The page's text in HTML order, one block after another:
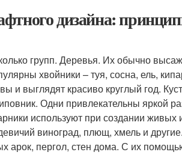
дизайна:
групп. Деревья. Их обычно
хвойники – туя, сосна, ель,
и выглядят красиво круглый год.
Одни привлекательны яркой
используют при создании живых
виноград, плющ, хмель и
арок, пергол, стен дома. С их